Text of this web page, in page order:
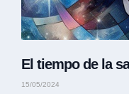
El tiempo de la
15/05/2024